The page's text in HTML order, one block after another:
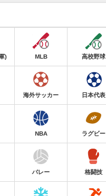
) MLB 高校野球
海外サッカー 日本代表
NBA ラグビー
バレー 格闘技